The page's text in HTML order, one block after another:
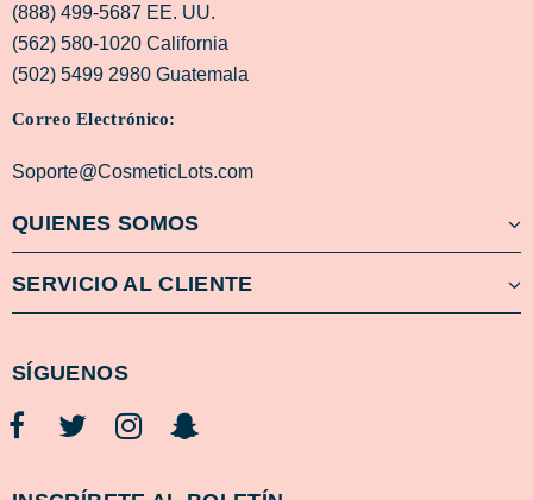
(888) 499-5687 EE. UU.
(562) 580-1020 California
(502) 5499 2980 Guatemala
Correo Electrónico:
Soporte@CosmeticLots.com
QUIENES SOMOS
SERVICIO AL CLIENTE
SÍGUENOS